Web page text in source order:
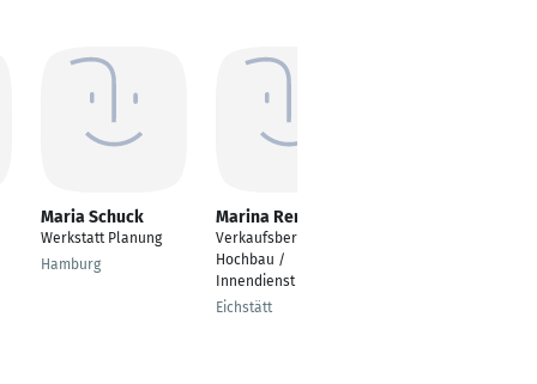
Maria Schuck
Werkstatt Planung
Hamburg
Marina Renner
Verkaufsberater
Hochbau /
Innendienst
Eichstätt